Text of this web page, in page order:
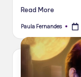
Read More
Posted
Paula Fernandes